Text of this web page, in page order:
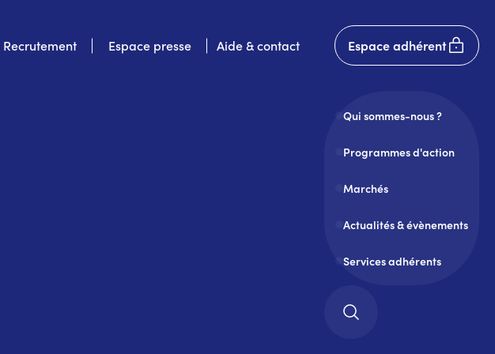
Recrutement Espace presse Aide & contact
User
account
Espace adhérent
Qui sommes-nous ?
Programmes d'action
Marchés
Actualités & évènements
Services adhérents